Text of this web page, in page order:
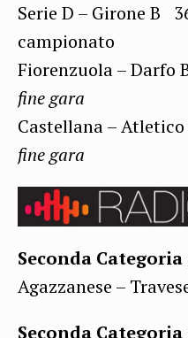
Serie D – Girone B
campionato
Fiorenzuola – Darfo
fine gara
Castellana – Atletico
fine gara
Seconda
Agazzanese –
Seconda